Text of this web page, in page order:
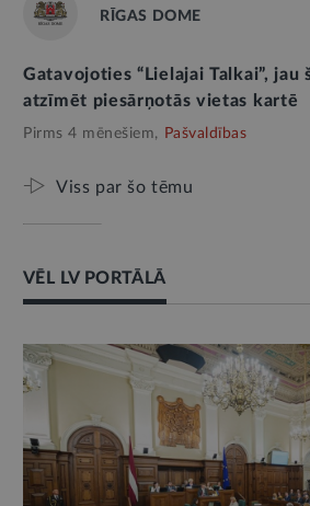
RĪGAS DOME
Gatavojoties “Lielajai Talkai”, jau
atzīmēt piesārņotās vietas kartē
Pirms 4 mēnešiem, Pašvaldības
Viss par šo tēmu
VĒL LV PORTĀLĀ